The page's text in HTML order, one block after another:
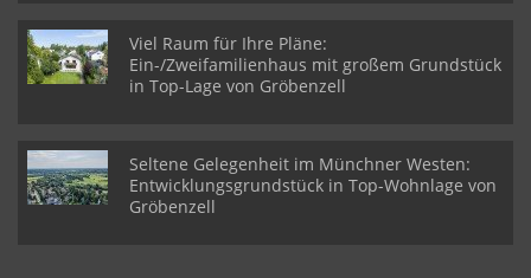
Viel Raum für Ihre Pläne:
Ein-/Zweifamilienhaus mit großem Grundstück
in Top-Lage von Gröbenzell
Seltene Gelegenheit im Münchner Westen:
Entwicklungsgrundstück in Top-Wohnlage von
Gröbenzell